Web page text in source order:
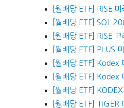
[월배당 ETF] RISE
[월배당 ETF] SOL
[월배당 ETF] RISE
[월배당 ETF] PLUS
[월배당 ETF] Kodex
[월배당 ETF] Kodex
[월배당 ETF]
[월배당 ETF] TIGER